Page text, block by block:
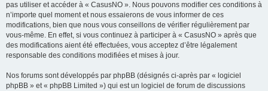
pas utiliser et accéder à « CasusNO ». Nous pouvons modifier ces conditions à
n’importe quel moment et nous essaierons de vous informer de ces
modifications, bien que nous vous conseillons de vérifier régulièrement par
vous-même. En effet, si vous continuez à participer à « CasusNO » après que
des modifications aient été effectuées, vous acceptez d’être légalement
responsable des conditions modifiées et mises à jour.
Nos forums sont développés par phpBB (désignés ci-après par « logiciel
phpBB » et « phpBB Limited ») qui est un logiciel de forum de discussions